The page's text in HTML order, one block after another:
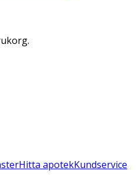
Hitta apotekKundservice